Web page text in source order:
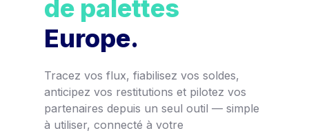
de palettes
Europe.
Tracez vos flux, fiabilisez vos soldes,
anticipez vos restitutions et pilotez vos
partenaires depuis un seul outil — simple
à utiliser, connecté à votre